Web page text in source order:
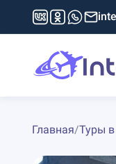
Главная/Туры